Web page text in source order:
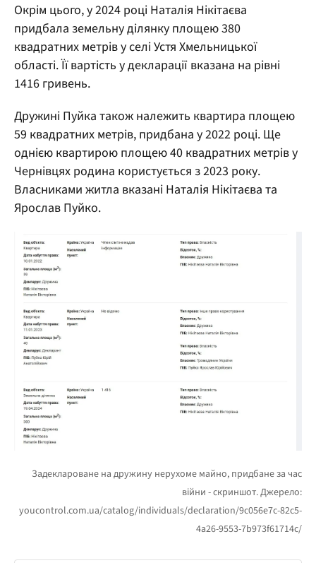
Окрім цього, у 2024 році Наталія Нікітаєва
придбала земельну ділянку площею 380
квадратних метрів у селі Устя Хмельницької
області. Її вартість у декларації вказана на рівні
1416 гривень.
Дружині Пуйка також належить квартира площею
59 квадратних метрів, придбана у 2022 році. Ще
однією квартирою площею 40 квадратних метрів у
Чернівцях родина користується з 2023 року.
Власниками житла вказані Наталія Нікітаєва та
Ярослав Пуйко.